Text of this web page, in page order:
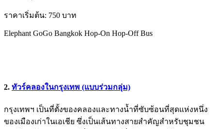
ราคาเริ่มต้น: 750 บาท
Elephant GoGo Bangkok Hop-On Hop-Off Bus
2. ทัวร์คลองในกรุงเทพ (แบบร่วมกลุ่ม)
กรุงเทพฯ เป็นที่ตั้งของคลองและทางน้ำที่ซับซ้อนที่สุดแห่งหนึ่ง
ของเมืองเก่าในเอเชีย ซึ่งเป็นเส้นทางสายสำคัญสำหรับชุมชน